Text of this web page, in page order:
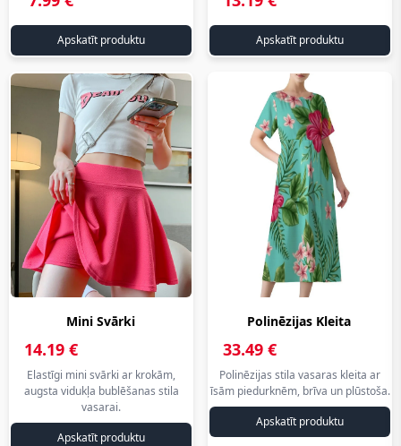
русском
www.aliexpress.lv
на
русском
Apskatīt produktu
русском
www.aliexpress.lv
наApskatīt produktu
Mini Svārki
www.aliexpress.lv на
русском
14.19 €
www.aliexpress.lv
на
русском
Elastīgi mini svārki ar krokām,
augsta vidukļa bublēšanas stila
vasarai.
Apskatīt produktu
Polinēzijas Kleita
www.aliexpress.lv на
русском
33.49 €
www.aliexpress.lv
на
русском
Polinēzijas stila vasaras kleita ar
īsām piedurknēm, brīva un plūstoša.
Apskatīt produktu